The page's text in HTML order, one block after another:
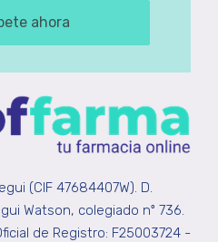
ahora
(CIF 47684407W). D.
Watson, colegiado nº 736.
de Registro: F25003724 -